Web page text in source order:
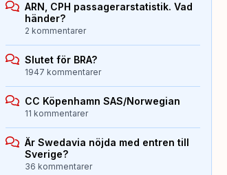
ARN, CPH passagerarstatistik. Vad
händer?
2 kommentarer
Slutet för BRA?
1947 kommentarer
CC Köpenhamn SAS/Norwegian
11 kommentarer
Är Swedavia nöjda med entren till
Sverige?
36 kommentarer